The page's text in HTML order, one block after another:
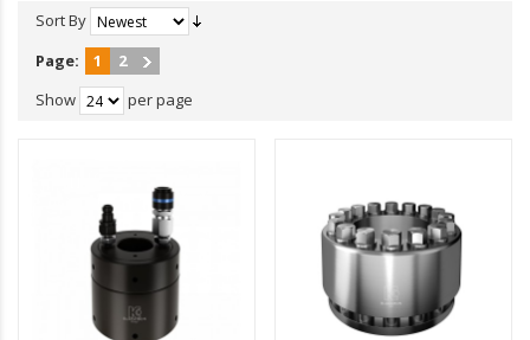
Sort By
Page:
1
2
Show
per page